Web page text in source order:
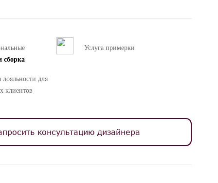
сборка
Услуга примерки
для
клиентов
консультацию дизайнера